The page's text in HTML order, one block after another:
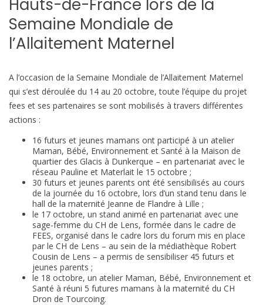
Hauts-de-France lors de la
Semaine Mondiale de
l’Allaitement Maternel
A l’occasion de la Semaine Mondiale de l’Allaitement Maternel
qui s’est déroulée du 14 au 20 octobre, toute l’équipe du projet
fees et ses partenaires se sont mobilisés à travers différentes
actions :
16 futurs et jeunes mamans ont participé à un atelier
Maman, Bébé, Environnement et Santé à la Maison de
quartier des Glacis à Dunkerque – en partenariat avec le
réseau Pauline et Materlait le 15 octobre ;
30 futurs et jeunes parents ont été sensibilisés au cours
de la journée du 16 octobre, lors d’un stand tenu dans le
hall de la maternité Jeanne de Flandre à Lille ;
le 17 octobre, un stand animé en partenariat avec une
sage-femme du CH de Lens, formée dans le cadre de
FEES, organisé dans le cadre lors du forum mis en place
par le CH de Lens – au sein de la médiathèque Robert
Cousin de Lens – a permis de sensibiliser 45 futurs et
jeunes parents ;
le 18 octobre, un atelier Maman, Bébé, Environnement et
Santé à réuni 5 futures mamans à la maternité du CH
Dron de Tourcoing.